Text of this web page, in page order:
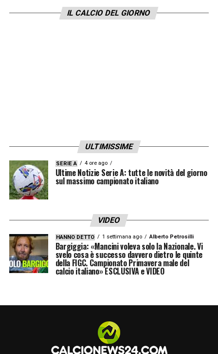
IL CALCIO DEL GIORNO
ULTIMISSIME
SERIE A 4 ore ago
Ultime Notizie Serie A: tutte le novità del giorno
sul massimo campionato italiano
VIDEO
HANNO DETTO 1 settimana ago Alberto Petrosilli
Bargiggia: «Mancini voleva solo la Nazionale. Vi
svelo cosa è successo davvero dietro le quinte
della FIGC. Campionato Primavera male del
calcio italiano» ESCLUSIVA e VIDEO